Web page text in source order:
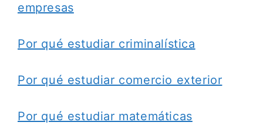
empresas
Por qué estudiar criminalística
Por qué estudiar comercio exterior
Por qué estudiar matemáticas